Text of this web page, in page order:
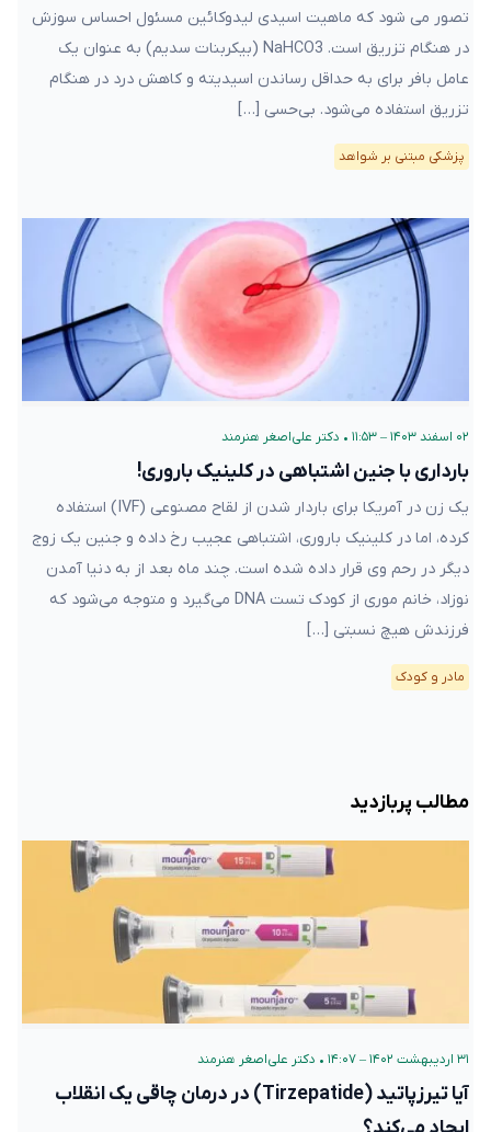
تصور می شود که ماهیت اسیدی لیدوکائین مسئول احساس سوزش
در هنگام تزریق است. NaHCO3 (بیکربنات سدیم) به عنوان یک
عامل بافر برای به حداقل رساندن اسیدیته و کاهش درد در هنگام
تزریق استفاده می‌شود. بی‌حسی […]
پزشکی مبتنی بر شواهد
۰۲ اسفند ۱۴۰۳ – ۱۱:۵۳ • دکتر علی‌اصغر هنرمند
بارداری با جنین اشتباهی در کلینیک باروری!
یک زن در آمریکا برای باردار شدن از لقاح مصنوعی (IVF) استفاده
کرده، اما در کلینیک باروری، اشتباهی عجیب رخ داده و جنین یک زوج
دیگر در رحم وی قرار داده شده است. چند ماه بعد از به دنیا آمدن
نوزاد، خانم موری از کودک تست DNA می‌گیرد و متوجه می‌شود که
فرزندش هیچ نسبتی […]
مادر و کودک
مطالب پربازدید
۳۱ اردیبهشت ۱۴۰۲ – ۱۴:۰۷ • دکتر علی‌اصغر هنرمند
آیا تیرزپاتید (Tirzepatide) در درمان چاقی یک انقلاب